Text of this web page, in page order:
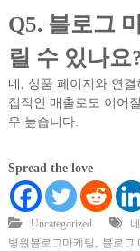
Q5. 블로그
릴 수 있나요
네, 상품 페이지와 연
접적인 매출로도 이어
우 높습니다.
Spread the love
Uncategorized
병원블로그마케팅 블로그